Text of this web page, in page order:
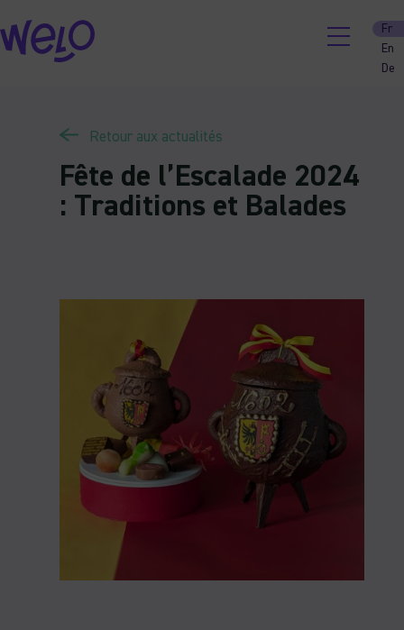
Skip
to
content
Fr
En
De
Retour aux actualités
Fête de l’Escalade 2024
: Traditions et Balades